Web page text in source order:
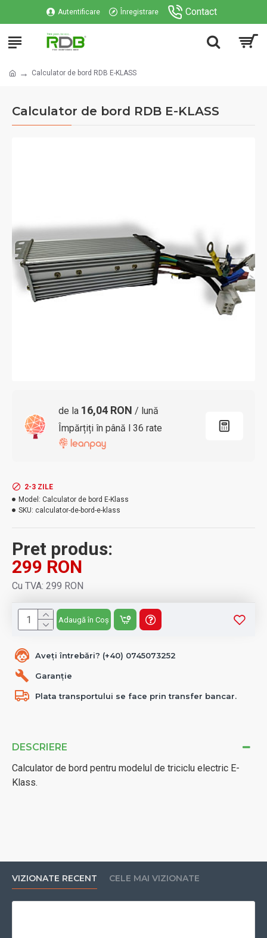
Autentificare Înregistrare Contact
Calculator de bord RDB E-KLASS
Calculator de bord RDB E-KLASS
DESCRIERE
Calculator de bord pentru modelul de triciclu electric E-
Klass.
de la 16,04 RON / lună
Împărțiți în până l 36 rate
Aveți întrebări? (+40) 0745073252
Garanție
Plata transportului se face prin transfer bancar.
Pret produs:
299 RON
Cu TVA: 299 RON
2-3 ZILE
Model: Calculator de bord E-Klass
SKU: calculator-de-bord-e-klass
Adaugă în Coș
VIZIONATE RECENT CELE MAI VIZIONATE